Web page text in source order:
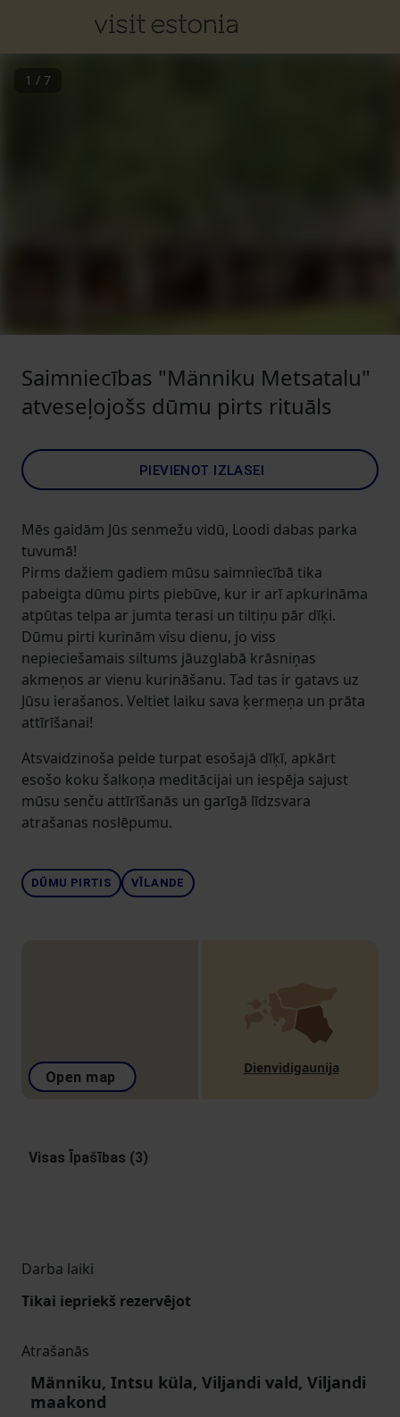
1 / 7
Saimniecības "Männiku Metsatalu"
atveseļojošs dūmu pirts rituāls
PIEVIENOT IZLASEI
Mēs gaidām Jūs senmežu vidū, Loodi dabas parka
tuvumā!
Pirms dažiem gadiem mūsu saimniecībā tika
pabeigta dūmu pirts piebūve, kur ir arī apkurināma
atpūtas telpa ar jumta terasi un tiltiņu pār dīķi.
Dūmu pirti kurinām visu dienu, jo viss
nepieciešamais siltums jāuzglabā krāsniņas
akmeņos ar vienu kurināšanu. Tad tas ir gatavs uz
Jūsu ierašanos. Veltiet laiku sava ķermeņa un prāta
attīrīšanai!
Atsvaidzinoša pelde turpat esošajā dīķī, apkārt
esošo koku šalkoņa meditācijai un iespēja sajust
mūsu senču attīrīšanās un garīgā līdzsvara
atrašanas noslēpumu.
DŪMU PIRTIS VĪLANDE
Open map
Dienvidigaunija
Visas Īpašības (3)
Darba laiki
Tikai iepriekš rezervējot
Atrašanās
Männiku, Intsu küla, Viljandi vald, Viljandi
maakond